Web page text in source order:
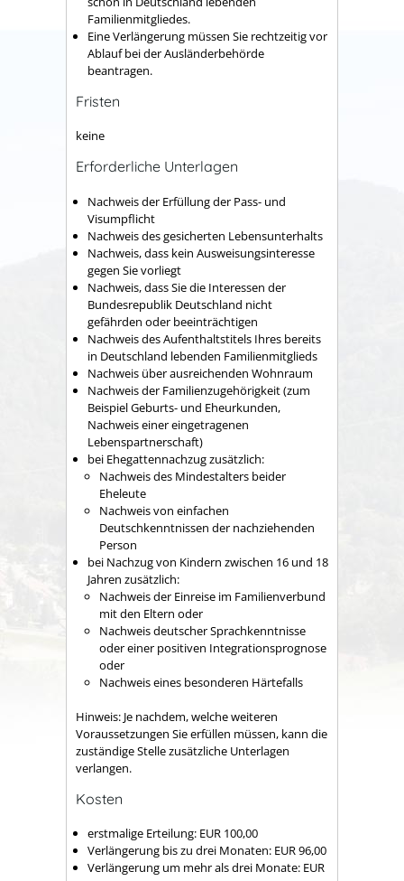
Familienmitgliedes.
EineVerlängerung müssen Sie rechtzeitig vor
Ablauf bei der Ausländerbehörde
beantragen.
Fristen
keine
Erforderliche Unterlagen
Nachweis der Erfüllung der Pass- und
Visumpflicht
Nachweis des gesicherten Lebensunterhalts
Nachweis, dass kein Ausweisungsinteresse
gegen Sie vorliegt
Nachweis, dass Sie die Interessen der
Bundesrepublik Deutschland nicht
gefährden oder beeinträchtigen
Nachweis des Aufenthaltstitels Ihres bereits
in Deutschland lebenden Familienmitglieds
Nachweis über ausreichenden Wohnraum
Nachweis der Familienzugehörigkeit (zum
Beispiel Geburts- und Eheurkunden,
Nachweis einer eingetragenen
Lebenspartnerschaft)
bei Ehegattennachzug zusätzlich:
Nachweis des Mindestalters beider
Eheleute
Nachweis von einfachen
Deutschkenntnissen der nachziehenden
Person
bei Nachzug von Kindern zwischen 16 und 18
Jahren zusätzlich:
Nachweis der Einreise im Familienverbund
mit den Eltern oder
Nachweis deutscher Sprachkenntnisse
oder einer positiven Integrationsprognose
oder
Nachweis eines besonderen Härtefalls
Hinweis: Je nachdem, welche weiteren
Voraussetzungen Sie erfüllen müssen, kann die
zuständige Stelle zusätzliche Unterlagen
verlangen.
Kosten
erstmalige Erteilung: EUR 100,00
Verlängerung bis zu drei Monaten: EUR 96,00
Verlängerung um mehr als drei Monate: EUR